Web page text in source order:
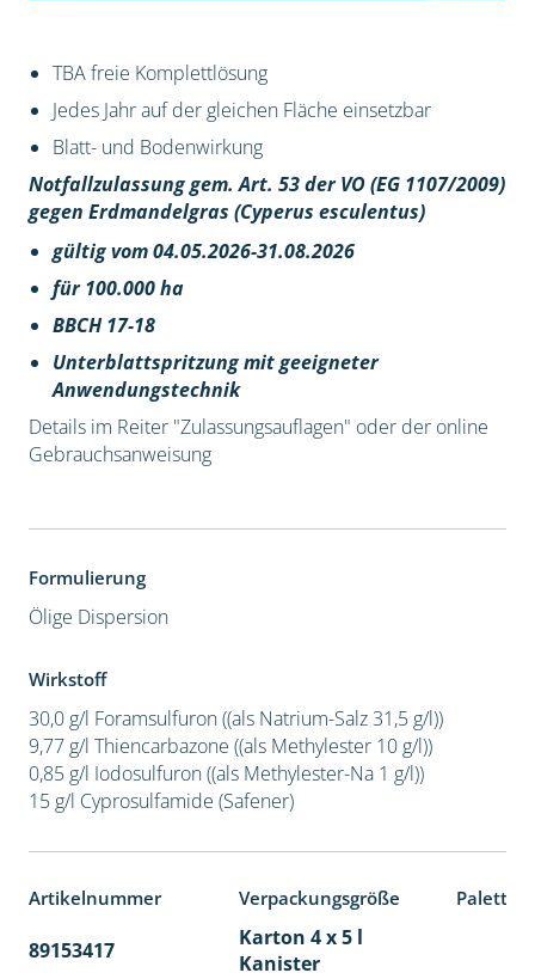
TBA freie Komplettlösung
Jedes Jahr auf der gleichen Fläche einsetzbar
Blatt- und Bodenwirkung
Notfallzulassung gem. Art. 53 der VO (EG 1107/2009)
gegen Erdmandelgras (Cyperus esculentus)
gültig vom 04.05.2026-31.08.2026
für 100.000 ha
BBCH 17-18
Unterblattspritzung mit geeigneter
Anwendungstechnik
Details im Reiter "Zulassungsauflagen" oder der online
Gebrauchsanweisung
Formulierung
Ölige Dispersion
Wirkstoff
30,0 g/l Foramsulfuron ((als Natrium-Salz 31,5 g/l))
9,77 g/l Thiencarbazone ((als Methylester 10 g/l))
0,85 g/l Iodosulfuron ((als Methylester-Na 1 g/l))
15 g/l Cyprosulfamide (Safener)
Artikelnummer Verpackungsgröße
89153417
Karton 4 x 5 l
Kanister